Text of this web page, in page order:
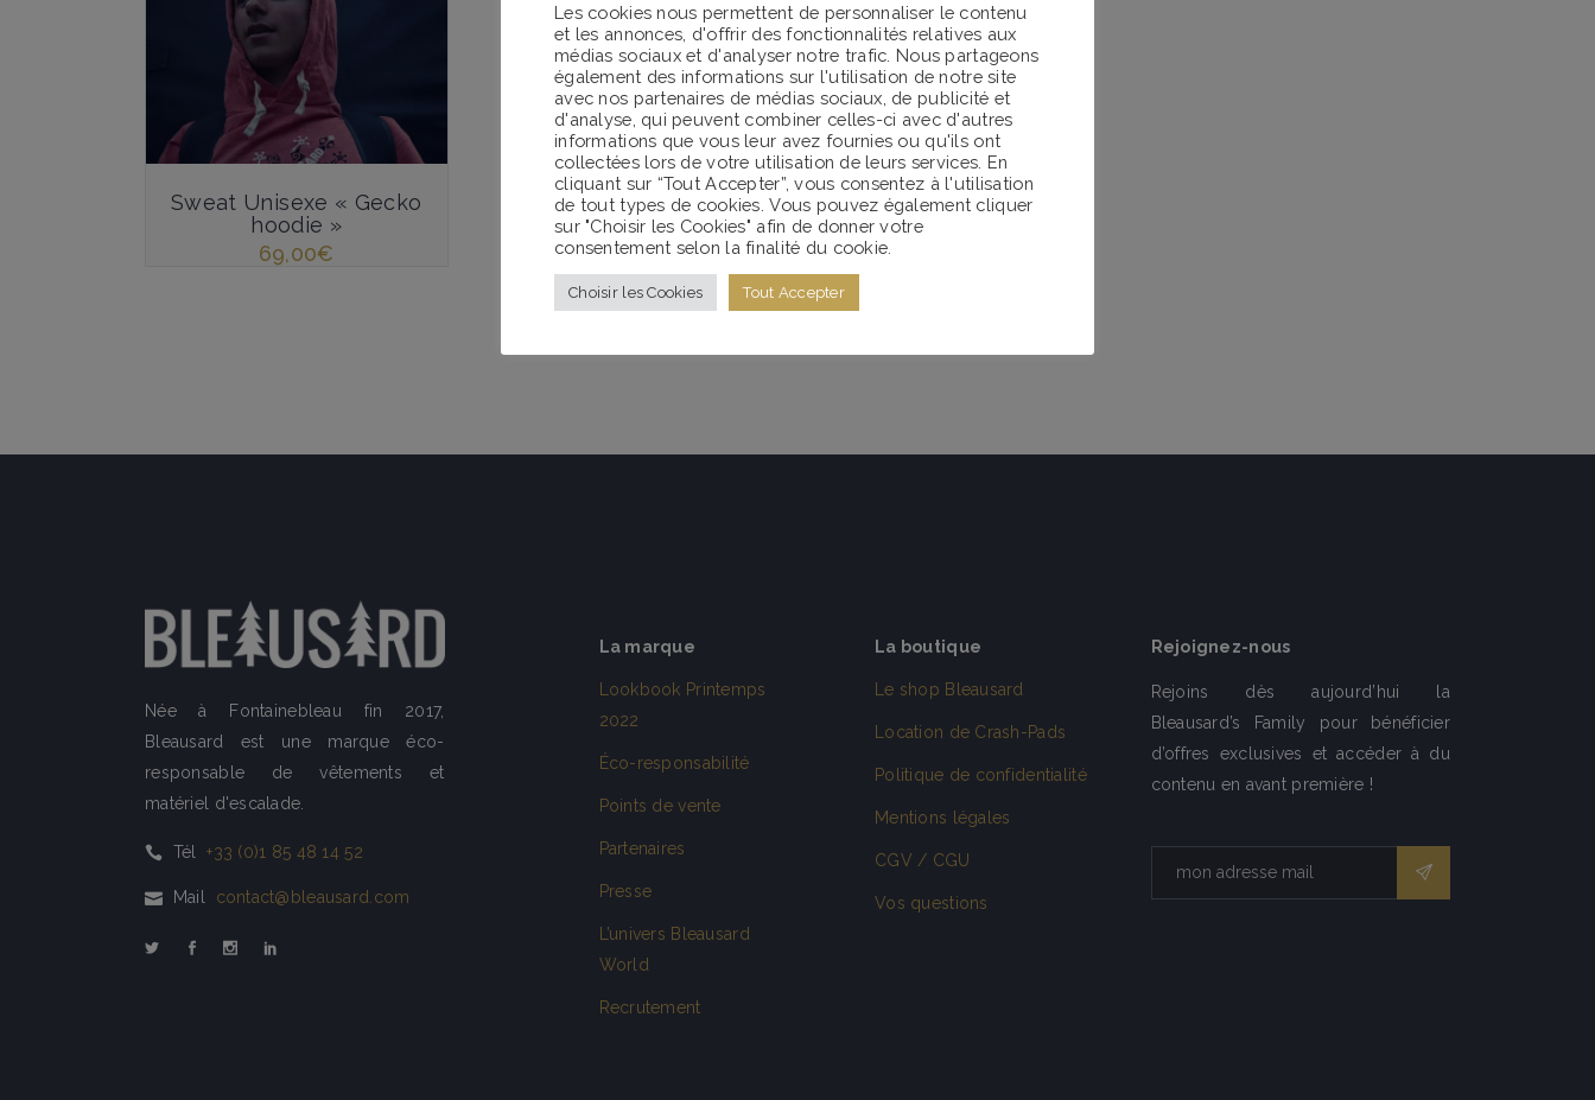
Sweat Unisexe « Gecko
hoodie »
69,00€
Née à Fontainebleau fin 2017,
Bleausard est une marque éco-
responsable de vêtements et
matériel d'escalade.
Tél +33 (0)1 85 48 14 52
Mail contact@bleausard.com
La marque
Lookbook Printemps
2022
Éco-responsabilité
Points de vente
Partenaires
Presse
L’univers Bleausard
World
Recrutement
La boutique
Le shop Bleausard
Location de Crash-Pads
Politique de confidentialité
Mentions légales
CGV / CGU
Vos questions
Rejoignez-nous
Rejoins dès aujourd’hui la
Bleausard’s Family pour bénéficier
d’offres exclusives et accéder à du
contenu en avant première !
Les cookies nous permettent de personnaliser le contenu
et les annonces, d'offrir des fonctionnalités relatives aux
médias sociaux et d'analyser notre trafic. Nous partageons
également des informations sur l'utilisation de notre site
avec nos partenaires de médias sociaux, de publicité et
d'analyse, qui peuvent combiner celles-ci avec d'autres
informations que vous leur avez fournies ou qu'ils ont
collectées lors de votre utilisation de leurs services. En
cliquant sur “Tout Accepter”, vous consentez à l'utilisation
de tout types de cookies. Vous pouvez également cliquer
sur "Choisir les Cookies" afin de donner votre
consentement selon la finalité du cookie.
Choisir les Cookies Tout Accepter